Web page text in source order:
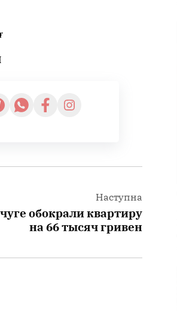
Наступна
обокрали квартиру
на 66 тысяч гривен